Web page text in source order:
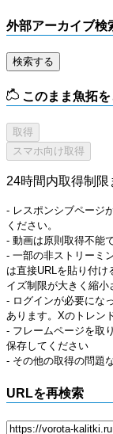
外部アーカイブ検
検索する
このまま魚拓を
24時間内取得制限
- レスポンシブページ
ください。
- 動画は原則取得不能で
- 一部の非ストリーミ
は直接URLを貼り付
イズ制限が大きく縮小
- ログインが必要にな
あります。Xのトレン
- フレームページを取
保存してください
- その他の取得の問題
URLを再検索